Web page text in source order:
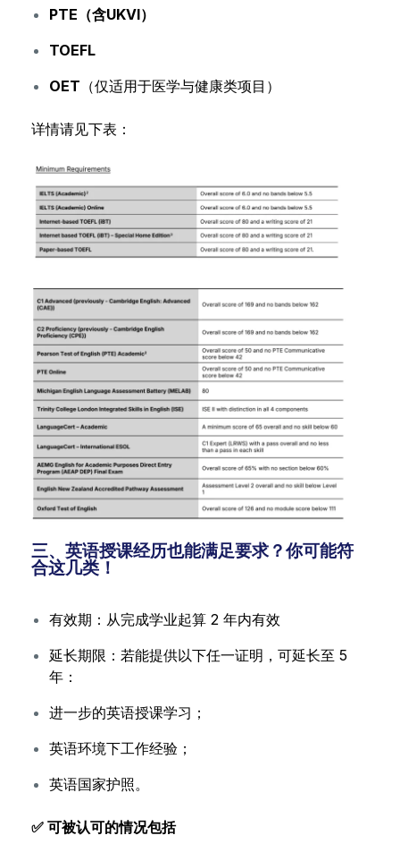
PTE（含UKVI）
TOEFL
OET （仅适用于医学与健康类项目）
详情请见下表：
三、英语授课经历也能满足要求？你可能符
合这几类！
有效期：从完成学业起算 2 年内有效
延长期限：若能提供以下任一证明，可延长至 5
年：
进一步的英语授课学习；
英语环境下工作经验；
英语国家护照。
✅ 可被认可的情况包括